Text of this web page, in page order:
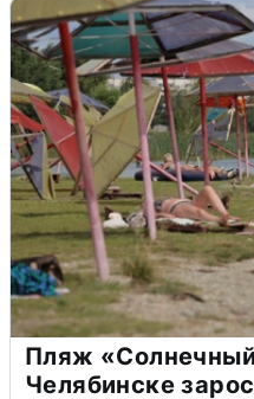
Пляж
Челябинске